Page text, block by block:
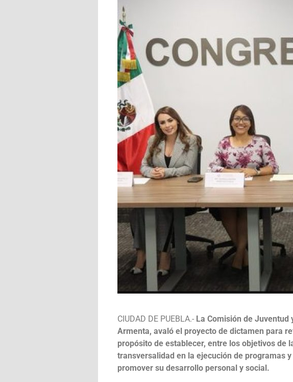
CIUDAD DE PUEBLA.- La Comisión de Juventud
Armenta, avaló el proyecto de dictamen para
propósito de establecer, entre los objetivos de
transversalidad en la ejecución de programas
promover su desarrollo personal y social.